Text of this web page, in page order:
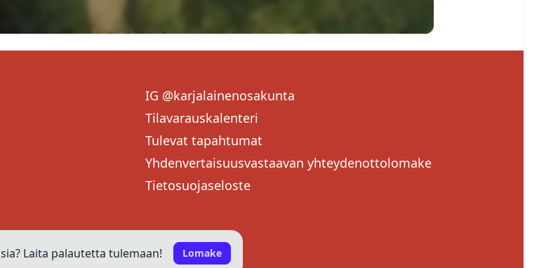
IG @karjalainenosakunta
Tilavarauskalenteri
Tulevat tapahtumat
Yhdenvertaisuusvastaavan yhteydenottolomake
Tietosuojaseloste
Laita palautetta tulemaan! Lomake